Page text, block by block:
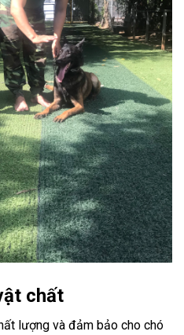
chất
lượng và đảm bảo cho chó